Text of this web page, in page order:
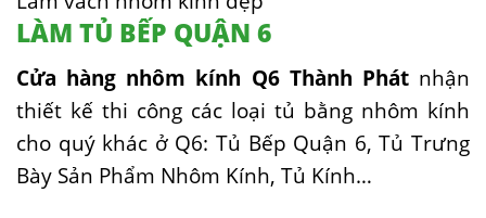
LÀM TỦ BẾP QUẬN 6
Cửa hàng nhôm kính Q6 Thành Phátnhận
thiết kế thi công các loại tủ bằng nhôm kính
cho quý khác ở Q6: Tủ Bếp Quận 6, Tủ Trưng
Bày Sản Phẩm Nhôm Kính, Tủ Kính…